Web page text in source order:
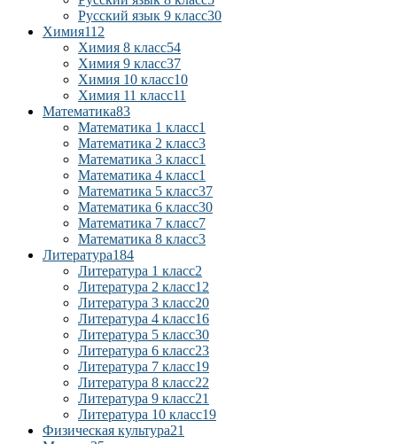
Русский язык 9 класс30
Химия112
Химия 8 класс54
Химия 9 класс37
Химия 10 класс10
Химия 11 класс11
Математика83
Математика 1 класс1
Математика 2 класс3
Математика 3 класс1
Математика 4 класс1
Математика 5 класс37
Математика 6 класс30
Математика 7 класс7
Математика 8 класс3
Литература184
Литература 1 класс2
Литература 2 класс12
Литература 3 класс20
Литература 4 класс16
Литература 5 класс30
Литература 6 класс23
Литература 7 класс19
Литература 8 класс22
Литература 9 класс21
Литература 10 класс19
Физическая культура21